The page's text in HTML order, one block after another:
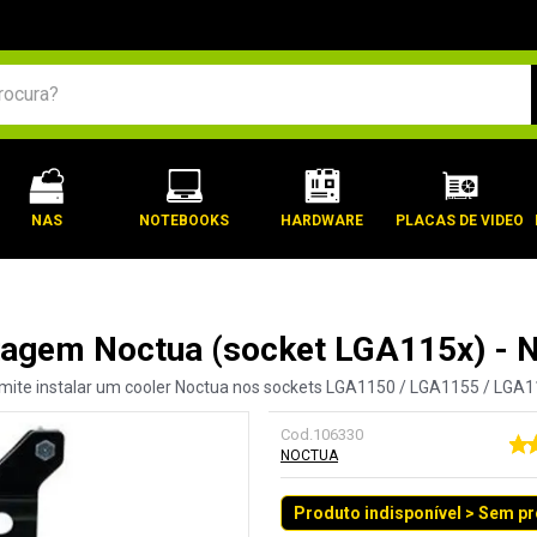
NAS NOTEBOOKS HARDWARE PLACAS DE VIDEO
Noctua (socket LGA115x) -
instalar um cooler Noctua nos sockets LGA1150 / LGA1155 /
Cod.106330
NOCTUA
Produto indisponível > Sem